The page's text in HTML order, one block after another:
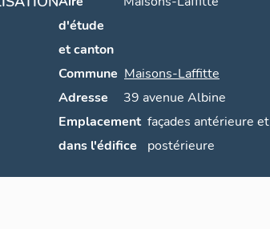
d'étude
et canton
Commune Maisons-Laffitte
Adresse
39 avenue Albine
Emplacement
dans l'édifice
façades antérieure et
postérieure